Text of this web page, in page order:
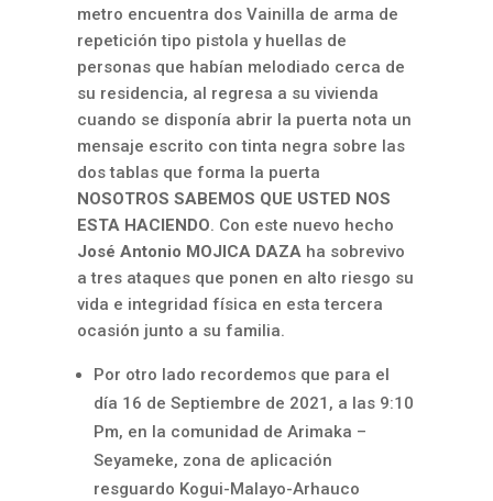
metro encuentra dos Vainilla de arma de
repetición tipo pistola y huellas de
personas que habían melodiado cerca de
su residencia, al regresa a su vivienda
cuando se disponía abrir la puerta nota un
mensaje escrito con tinta negra sobre las
dos tablas que forma la puerta
NOSOTROS SABEMOS QUE USTED NOS
ESTA HACIENDO. Con este nuevo hecho
José Antonio MOJICA DAZA ha sobrevivo
a tres ataques que ponen en alto riesgo su
vida e integridad física en esta tercera
ocasión junto a su familia.
Por otro lado recordemos que para el
día 16 de Septiembre de 2021, a las 9:10
Pm, en la comunidad de Arimaka –
Seyameke, zona de aplicación
resguardo Kogui-Malayo-Arhauco